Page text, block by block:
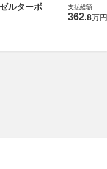
ルターボ
支払総額
362.8万円